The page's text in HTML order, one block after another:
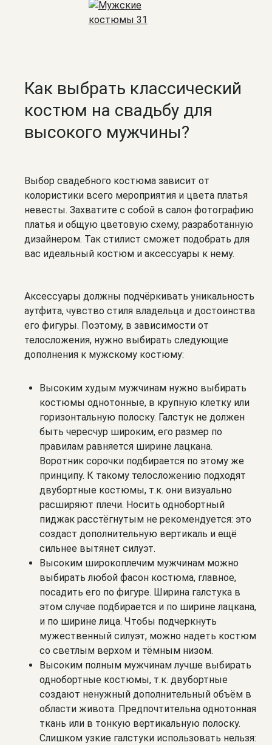
Как выбрать классический
костюм на свадьбу для
высокого мужчины?
Выбор свадебного костюма зависит от
колористики всего мероприятия и цвета платья
невесты. Захватите с собой в салон фотографию
платья и общую цветовую схему, разработанную
дизайнером. Так стилист сможет подобрать для
вас идеальный костюм и аксессуары к нему.
Аксессуары должны подчёркивать уникальность
аутфита, чувство стиля владельца и достоинства
его фигуры. Поэтому, в зависимости от
телосложения, нужно выбирать следующие
дополнения к мужскому костюму:
Высоким худым мужчинам нужно выбирать
костюмы однотонные, в крупную клетку или
горизонтальную полоску. Галстук не должен
быть чересчур широким, его размер по
правилам равняется ширине лацкана.
Воротник сорочки подбирается по этому же
принципу. К такому телосложению подходят
двубортные костюмы, т.к. они визуально
расширяют плечи. Носить однобортный
пиджак расстёгнутым не рекомендуется: это
создаст дополнительную вертикаль и ещё
сильнее вытянет силуэт.
Высоким широкоплечим мужчинам можно
выбирать любой фасон костюма, главное,
посадить его по фигуре. Ширина галстука в
этом случае подбирается и по ширине лацкана,
и по ширине лица. Чтобы подчеркнуть
мужественный силуэт, можно надеть костюм
со светлым верхом и тёмным низом.
Высоким полным мужчинам лучше выбирать
однобортные костюмы, т.к. двубортные
создают ненужный дополнительный объём в
области живота. Предпочтительна однотонная
ткань или в тонкую вертикальную полоску.
Слишком узкие галстуки использовать нельзя: